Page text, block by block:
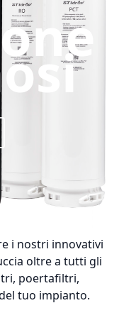
i nostri innovativi
oltre a tutti gli
poertafiltri,
tuo impianto.